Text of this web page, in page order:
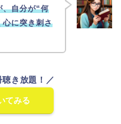
、自分が“何
心に突き刺さ
き放題！／
てみる